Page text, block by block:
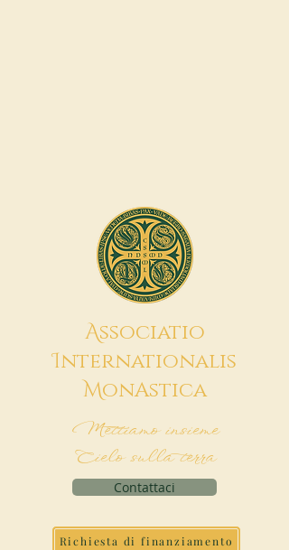
Associatio
Internationalis
MonAstica
Mettiamo insieme
Cielo sulla terra
Contattaci
Richiesta di finanziamento